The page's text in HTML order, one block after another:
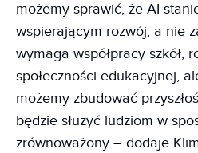
możemy sprawić, że AI
wspierającym rozwój, a nie
wymaga współpracy szkół,
społeczności edukacyjnej,
możemy zbudować
będzie służyć ludziom w
zrównoważony – dodaje